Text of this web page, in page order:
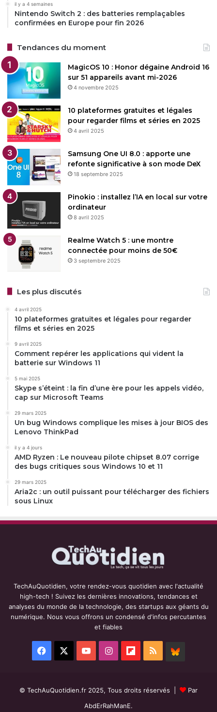
il y a 4 semaines
Nintendo Switch 2 : des batteries remplaçables
confirmées en Europe pour fin 2026
Tendances du moment
MagicOS 10 : Honor dégaine Android 16
sur 51 appareils avant mi-2026
4 novembre 2025
10 plateformes gratuites et légales
pour regarder films et séries en 2025
4 avril 2025
Samsung One UI 8.0 : apporte une
refonte significative à son mode DeX
18 septembre 2025
Pinokio : installez l’IA en local sur votre
ordinateur
8 avril 2025
Realme Watch 5 : une montre
connectée pour moins de 50€
3 septembre 2025
Les plus discutés
4 avril 2025
10 plateformes gratuites et légales pour regarder
films et séries en 2025
9 avril 2025
Comment repérer les applications qui vident la
batterie sur Windows 11
5 mai 2025
Skype s’éteint : la fin d’une ère pour les appels vidéo,
cap sur Microsoft Teams
29 mars 2025
Un bug Windows complique les mises à jour BIOS des
Lenovo ThinkPad
il y a 4 jours
AMD Ryzen : Le nouveau pilote chipset 8.07 corrige
des bugs critiques sous Windows 10 et 11
29 mars 2025
Aria2c : un outil puissant pour télécharger des fichiers
sous Linux
TechAuQuotidien, votre rendez-vous quotidien avec l'actualité
high-tech ! Suivez les dernières innovations, tendances et
analyses du monde de la technologie, des startups aux géants du
numérique. Nous vous offrons un condensé d'infos percutantes
et fiables
Facebook YouTubeInstagramFlipboard
RSS
© TechAuQuotidien.fr 2025, Tous droits réservés |
Par
AbdErRahManE.